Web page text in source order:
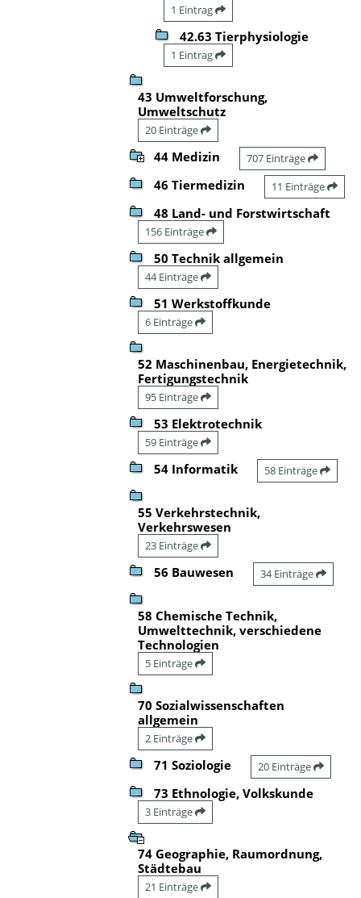
1 Eintrag
42.63 Tierphysiologie
1 Eintrag
43 Umweltforschung,
Umweltschutz
20 Einträge
44 Medizin 707 Einträge
46 Tiermedizin 11 Einträge
48 Land- und Forstwirtschaft
156 Einträge
50 Technik allgemein
44 Einträge
51 Werkstoffkunde
6 Einträge
52 Maschinenbau, Energietechnik,
Fertigungstechnik
95 Einträge
53 Elektrotechnik
59 Einträge
54 Informatik 58 Einträge
55 Verkehrstechnik,
Verkehrswesen
23 Einträge
56 Bauwesen 34 Einträge
58 Chemische Technik,
Umwelttechnik, verschiedene
Technologien
5 Einträge
70 Sozialwissenschaften
allgemein
2 Einträge
71 Soziologie 20 Einträge
73 Ethnologie, Volkskunde
3 Einträge
74 Geographie, Raumordnung,
Städtebau
21 Einträge